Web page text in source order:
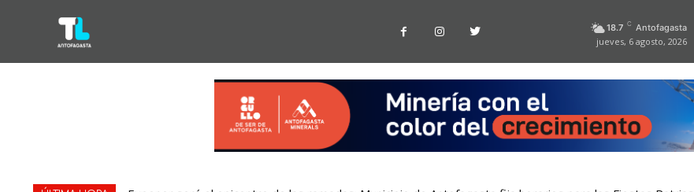
18.7 C Antofagasta
jueves, 6 agosto, 2026